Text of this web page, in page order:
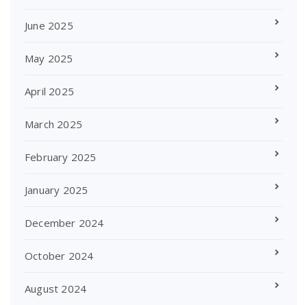
June 2025
May 2025
April 2025
March 2025
February 2025
January 2025
December 2024
October 2024
August 2024